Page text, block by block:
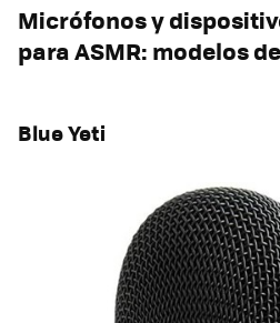
Micrófonos y
para ASMR: modelos
Blue Yeti